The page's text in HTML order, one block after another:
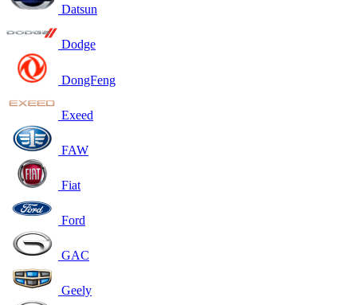
Datsun
Dodge
DongFeng
Exeed
FAW
Fiat
Ford
GAC
Geely